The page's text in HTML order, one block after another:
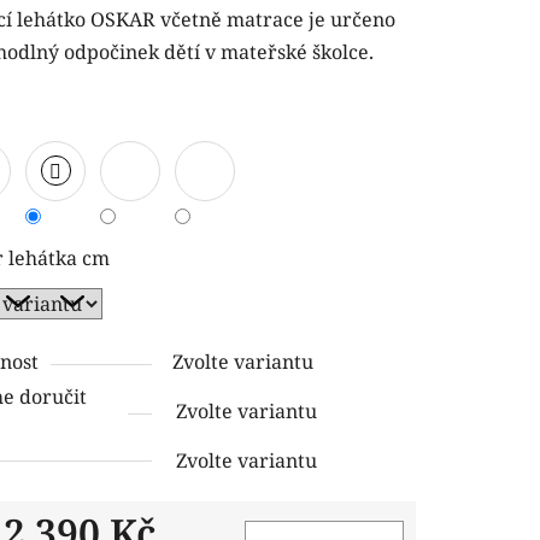
lehátko OSKAR včetně matrace je určeno
odpočinek dětí v mateřské školce.
lehátka cm
Zvolte variantu
doručit
Zvolte variantu
Zvolte variantu